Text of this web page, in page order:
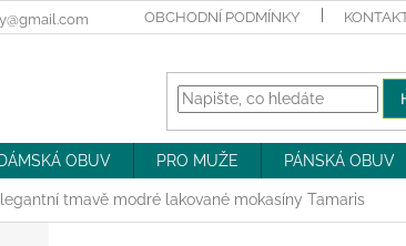
OBCHODNÍ PODMÍNKY
DÁMSKÁ OBUV PRO MUŽE PÁNSKÁ OBUV
tmavě modré lakované mokasíny Tamaris